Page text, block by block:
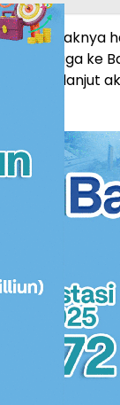
anaknya
hingga ke
lebih lanjut